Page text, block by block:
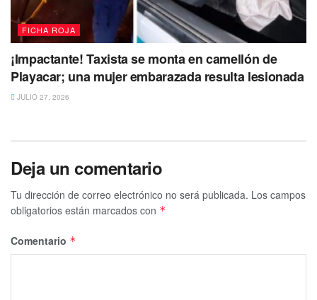
FICHA ROJA
¡Impactante! Taxista se monta en camellón de
Playacar; una mujer embarazada resulta lesionada
JULIO 27, 2026
Deja un comentario
Tu dirección de correo electrónico no será publicada. Los campos
obligatorios están marcados con *
Comentario *